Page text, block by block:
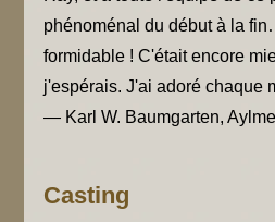
phénoménal du début à la
formidable ! C'était encore
j'espérais. J'ai adoré chaque
— Karl W. Baumgarten,
Casting